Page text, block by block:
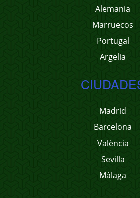
Alemania
Marruecos
Portugal
Argelia
Madrid
Barcelona
València
Sevilla
Málaga